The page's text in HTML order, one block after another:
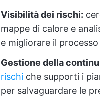
Visibilità dei rischi:
mappe di calore e
e migliorare il
Gestione della
rischi che supporti i
per salvaguardare le